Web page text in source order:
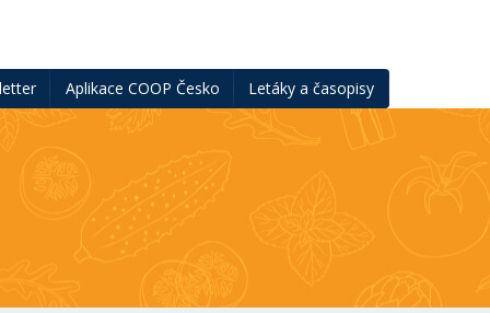
Aplikace COOP Česko Letáky a časopisy